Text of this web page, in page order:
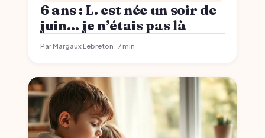
6 ans : L. est née un soir de
juin… je n’étais pas là
Par Margaux Lebreton · 7 min